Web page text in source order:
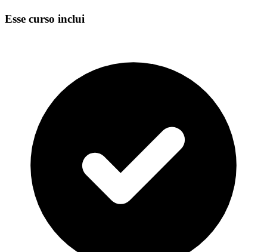
Esse curso inclui